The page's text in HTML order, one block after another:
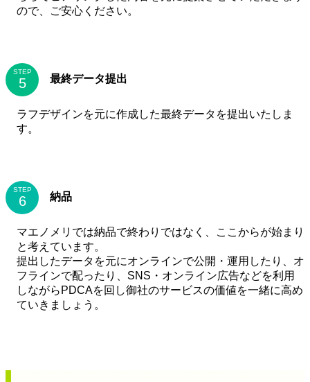
ので、ご安心ください。
STEP
最終データ提出
ラフデザインを元に作成した最終データを提出いたしま
す。
STEP
納品
マエノメリでは納品で終わりではなく、ここからが始まり
と考えています。
提出したデータを元にオンラインで公開・運用したり、オ
フラインで配ったり、SNS・オンライン広告などを利用
しながらPDCAを回し御社のサービスの価値を一緒に高め
ていきましょう。